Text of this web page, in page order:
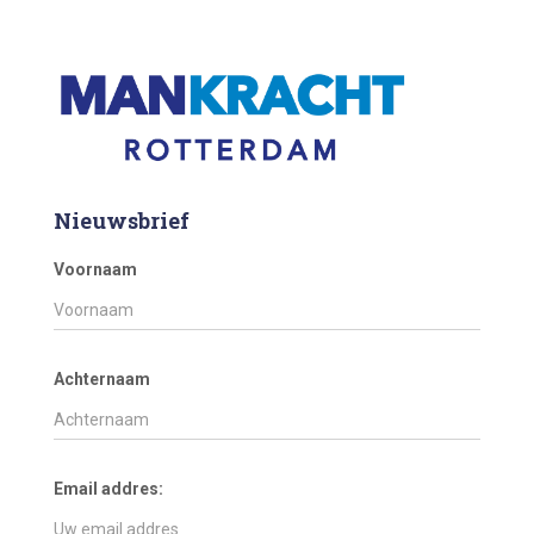
Nieuwsbrief
Voornaam
Achternaam
Email addres: